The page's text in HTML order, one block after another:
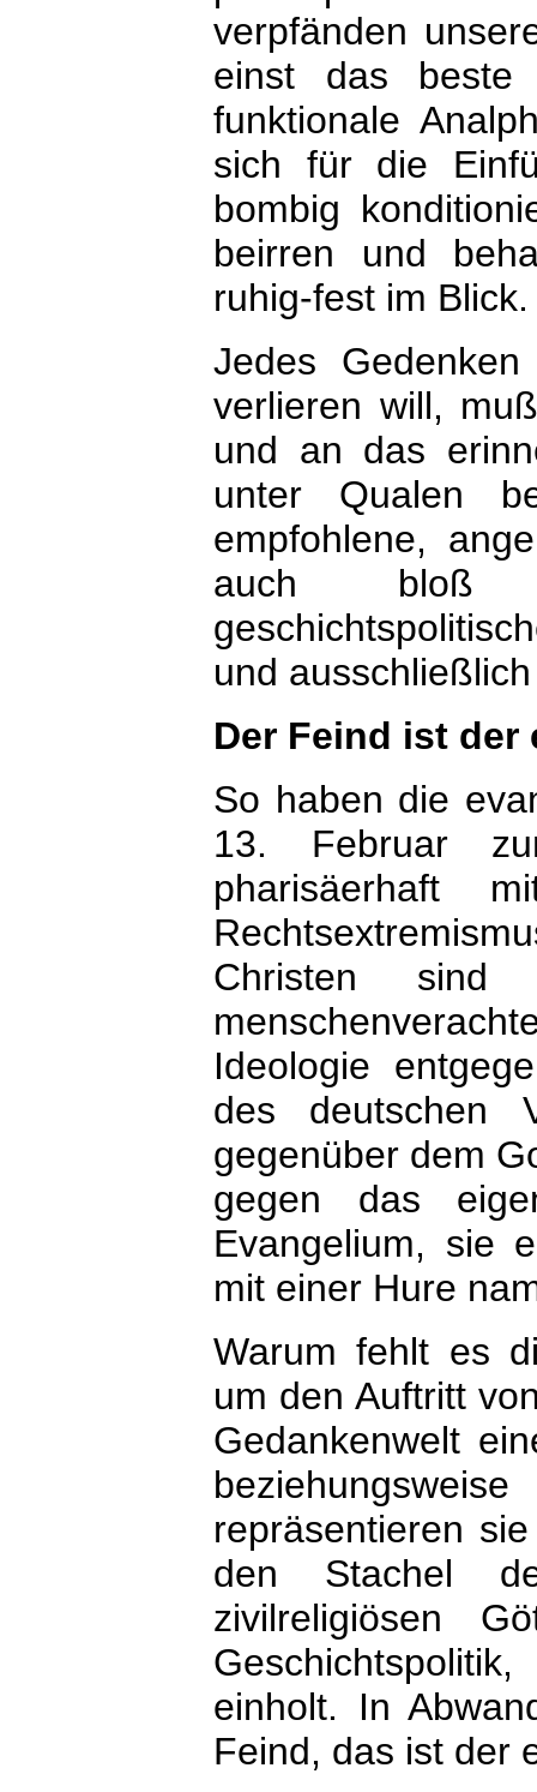
verpfänden
einst das
funktionale
sich für die
bombig
beirren und
ruhig-fest im Blick.
Jedes
verlieren will,
und an das
unter Qualen
empfohlene,
auch bloß
und
Der Feind ist der
So haben die
13. Februar
pharisäerhaft
Christen sind
Ideologie
des deutschen
gegenüber dem
gegen das
Evangelium, sie
mit einer Hure
Warum fehlt es
um den Auftritt
Gedankenwelt
repräsentieren
den Stachel
zivilreligiösen
einholt. In
Feind, das ist der